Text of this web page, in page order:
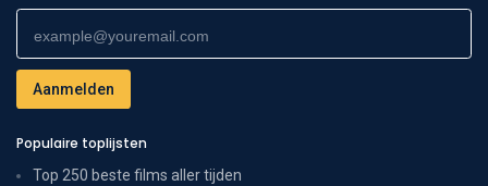
Populaire toplijsten
Top 250 beste films aller tijden